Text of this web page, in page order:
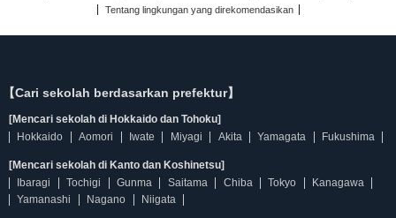
Tentang lingkungan yang direkomendasikan
【Cari sekolah berdasarkan prefektur】
[Mencari sekolah di Hokkaido dan Tohoku]
Hokkaido
Aomori Iwate Miyagi Akita Yamagata Fukushima
[Mencari sekolah di Kanto dan Koshinetsu]
Ibaragi
Tochigi Gunma Saitama Chiba Tokyo
Kanagawa
Yamanashi
Nagano Niigata